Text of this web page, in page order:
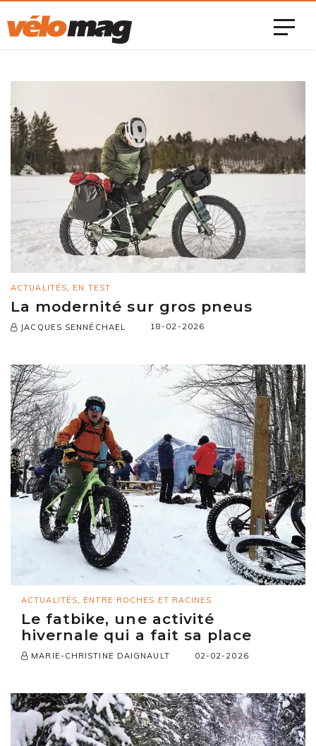
ACTUALITÉS EN TEST
La modernité sur gros pneus
JACQUES SENNÉCHAEL 18-02-2026
ACTUALITÉS, ENTRE ROCHES ET RACINES
Le fatbike, une activité
hivernale qui a fait sa place
MARIE-CHRISTINE DAIGNAULT 02-02-2026